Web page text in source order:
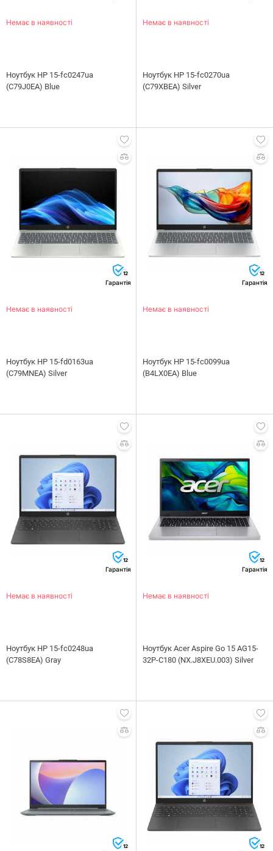
Немає в наявності
Ноутбук HP 15-fc0247ua
(C79J0EA) Blue
Немає в наявності
Ноутбук HP 15-fc0270ua
(C79XBEA) Silver
12
Гарантія
Немає в наявності
Ноутбук HP 15-fd0163ua
(C79MNEA) Silver
12
Гарантія
Немає в наявності
Ноутбук HP 15-fc0099ua
(B4LX0EA) Blue
12
Гарантія
Немає в наявності
Ноутбук HP 15-fc0248ua
(C78S8EA) Gray
12
Гарантія
Немає в наявності
Ноутбук Acer Aspire Go 15 AG15-
32P-C180 (NX.J8XEU.003) Silver
12 12